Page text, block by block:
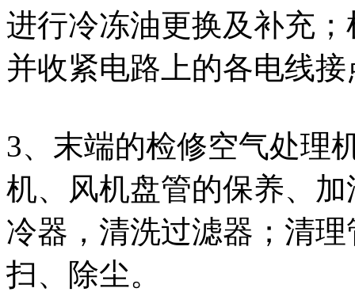
进行冷冻油更换及补充
并收紧电路上的各电线
3、末端的检修空气处理
机、风机盘管的保养、
冷器，清洗过滤器；清
扫、除尘。